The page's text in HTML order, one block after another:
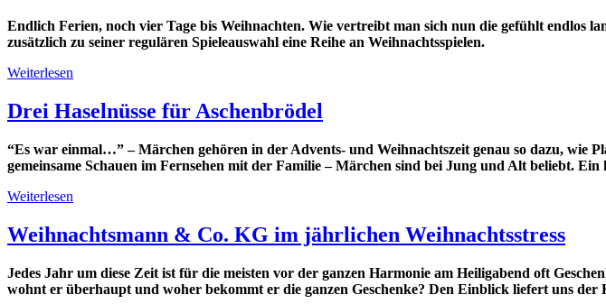
Endlich Ferien, noch vier Tage bis Weihnachten. Wie vertreibt man sich nun die gefühlt endlos
zusätzlich zu seiner regulären Spieleauswahl eine Reihe an Weihnachtsspielen.
Weiterlesen
Drei Haselnüsse für Aschenbrödel
“Es war einmal…” – Märchen gehören in der Advents- und Weihnachtszeit genau so dazu, wie
gemeinsame Schauen im Fernsehen mit der Familie – Märchen sind bei Jung und Alt beliebt.
Weiterlesen
Weihnachtsmann & Co. KG im jährlichen Weihnachtsstress
Jedes Jahr um diese Zeit ist für die meisten vor der ganzen Harmonie am Heiligabend oft
wohnt er überhaupt und woher bekommt er die ganzen Geschenke? Den Einblick liefert uns